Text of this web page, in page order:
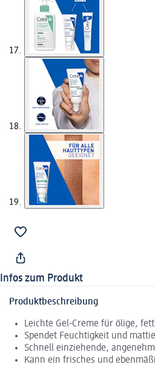
Infos zum Produkt
Produktbeschreibung
Leichte Gel-Creme für ölige,
Spendet Feuchtigkeit und
Schnell einziehende,
Kann ein frisches und